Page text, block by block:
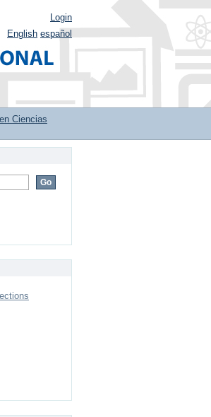
Login
English español
Ciencias